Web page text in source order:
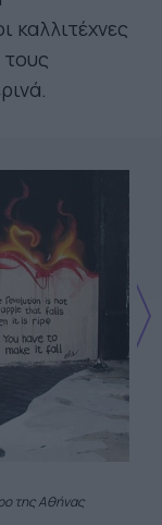
καλλιτέχνες
της Αθήνας